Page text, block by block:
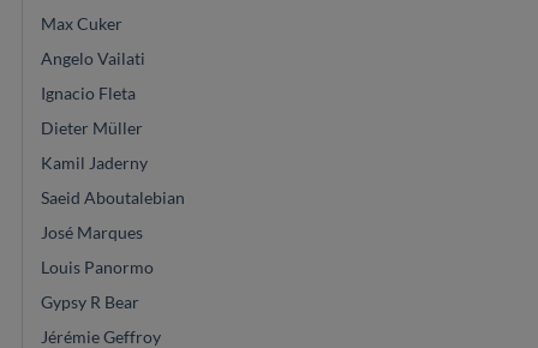
Max Cuker
Angelo Vailati
Ignacio Fleta
Dieter Müller
Kamil Jaderny
Saeid Aboutalebian
José Marques
Louis Panormo
Gypsy R Bear
Jérémie Geffroy